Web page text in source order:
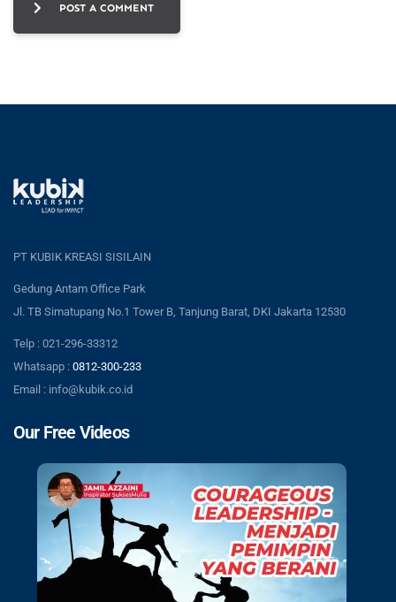
POST A COMMENT
PT KUBIK KREASI SISILAIN
Gedung Antam Office Park
Jl. TB Simatupang No.1 Tower B, Tanjung Barat, DKI Jakarta 12530
Telp : 021-296-33312
Whatsapp : 0812-300-233
Email : info@kubik.co.id
Our Free Videos